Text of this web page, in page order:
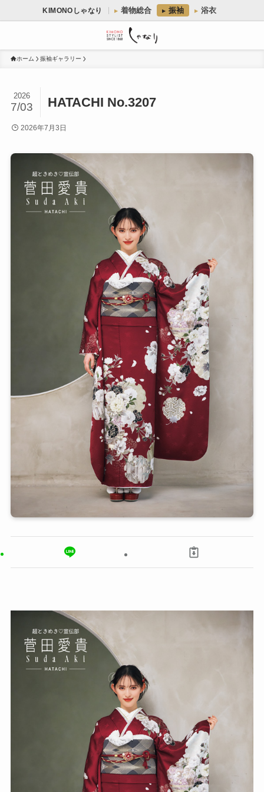
KIMONOしゃなり 着物総合 振袖 浴衣
ホーム 振袖ギャラリー
HATACHI No.3207
2026
7/03
2026年7月3日